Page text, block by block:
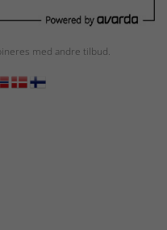
med andre tilbud.